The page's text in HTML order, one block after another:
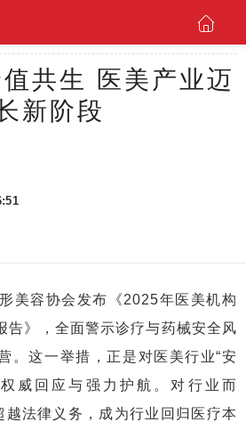
共生 医美产业迈
新阶段
美容协会发布《2025年医美机构
告》，全面警示诊疗与药械安全风
。这一举措，正是对医美行业“安
威回应与强力护航。对行业而
越法律义务，成为行业回归医疗本